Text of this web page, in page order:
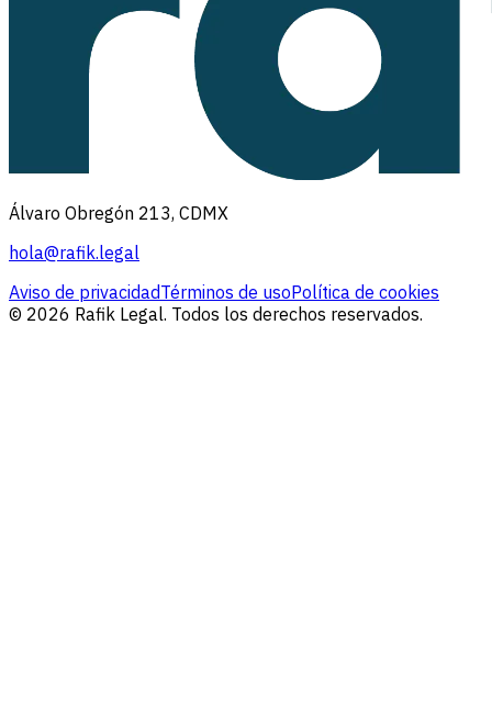
Álvaro Obregón 213, CDMX
hola@rafik.legal
Aviso de privacidadTérminos de usoPolítica de cookies
© 2026 Rafik Legal. Todos los derechos reservados.